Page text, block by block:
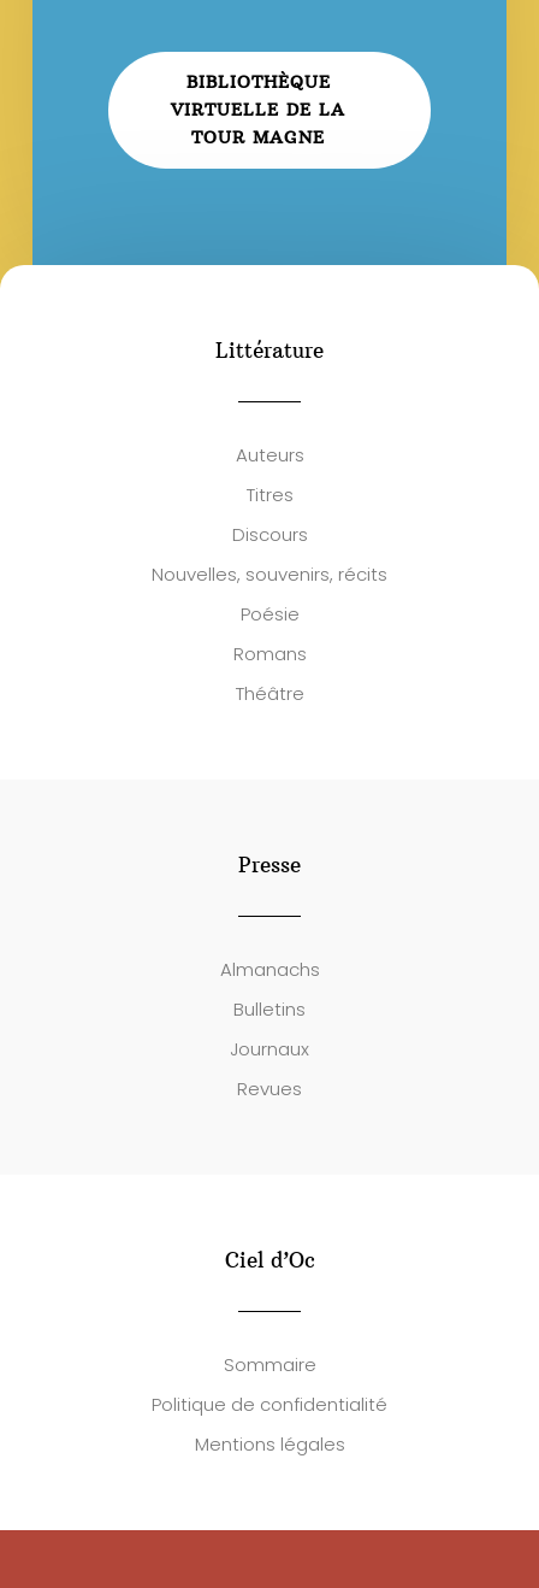
BIBLIOTHÈQUE
VIRTUELLE DE LA
TOUR MAGNE
Littérature
Auteurs
Titres
Discours
Nouvelles, souvenirs, récits
Poésie
Romans
Théâtre
Presse
Almanachs
Bulletins
Journaux
Revues
Ciel d’Oc
Sommaire
Politique de confidentialité
Mentions légales